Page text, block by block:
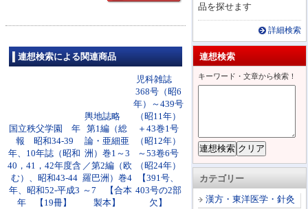
品を探せます
詳細検索
連想検索
キーワード・文章から検索！
カテゴリー
漢方・東洋医学・針灸
連想検索による関連商品
国立秩父学園 年
報 昭和34-39
年、10年誌（昭和
40，41，42年度含
む）、昭和43-44
年、昭和52-平成3
年 【19冊】
輿地誌略
第1編（総
論・亜細亜
洲）巻1～3
／第2編（欧
羅巴洲）巻4
～7 【合本
製本】
児科雑誌
368号（昭6
年）～439号
（昭11年）
＋43巻1号
（昭12年）
～53卷6号
（昭24年）
【391号、
403号の2部
欠】